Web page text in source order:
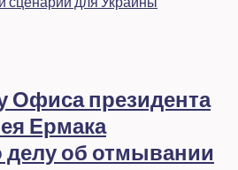
Офиса президента
Ермака
делу об отмывании